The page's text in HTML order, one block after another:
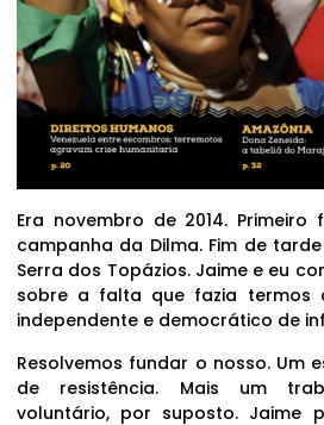
Era novembro de 2014. Primeiro
campanha da Dilma. Fim de tarde
Serra dos Topázios. Jaime e eu
sobre a falta que fazia termos
independente e democrático de
Resolvemos fundar o nosso. Um
de resistência. Mais um
voluntário, por suposto. Jaime